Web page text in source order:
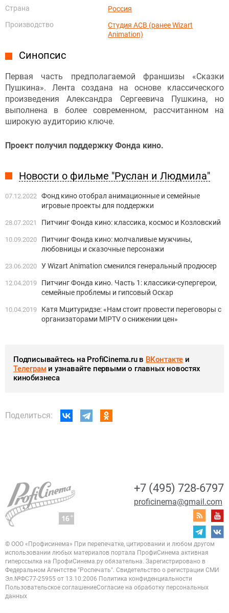
Страна
Россия
Производство
Студия АСВ (ранее Wizart
Animation)
Синопсис
Первая часть предполагаемой франшизы «Сказки
Пушкина». Лента создана на основе классического
произведения Александра Сергеевича Пушкина, но
выполнена в более современном, рассчитанном на
широкую аудиторию ключе.
Проект получил поддержку Фонда кино.
Новости о фильме "Руслан и Людмила"
07.12.2022 Фонд кино отобрал анимационные и семейные
игровые проекты для поддержки
28.07.2021 Питчинг Фонда кино: классика, космос и Козловский
10.09.2020
Питчинг Фонда кино: молчаливые мужчины,
любовницы и сказочные персонажи
23.06.2020 У Wizart Animation сменился генеральный продюсер
12.04.2019
Питчинг Фонда кино. Часть 1: классики-супергерои,
семейные проблемы и гипсовый Оскар
10.04.2019
Катя Мцитуридзе: «Нам стоит провести переговоры с
организаторами MIPTV о снижении цен»
Подписывайтесь на ProfiCinema.ru в ВКонтакте и
Телеграми узнавайте первыми о главных новостях
кинобизнеса
Поделиться:
+7 (495) 728-6797
proficinema@gmail.com
© ООО «Профисинема» При перепечатке, цитировании и любом другом
использовании любых материалов портала ПрофиСинема активная
гиперссылка на ПрофиСинема.ру обязательна. Зарегистрировано в
Федеральном Агентстве "Роспечать". Свидетельство о регистрации СМИ
Эл.№ФС77-25955 от 13.10.2006 Политика конфиденциальности
Пользовательское соглашениеСогласие на обработку персональных
данных